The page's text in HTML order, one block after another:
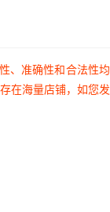
、准确性和合法性
在海量店铺，如您